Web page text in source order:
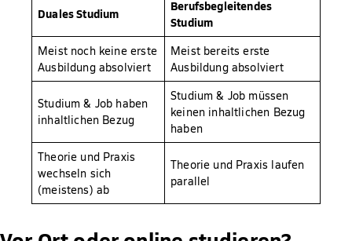
Duales Studium
Berufsbegleitendes
Studium
Meist noch keine erste
Ausbildung absolviert
Meist bereits erste
Ausbildung absolviert
Studium & Job haben
inhaltlichen Bezug
Studium & Job müssen
keinen inhaltlichen Bezug
haben
Theorie und Praxis
wechseln sich
(meistens) ab
Theorie und Praxis laufen
parallel